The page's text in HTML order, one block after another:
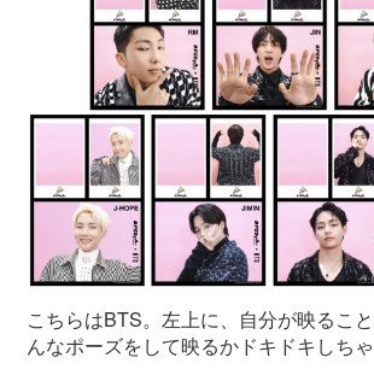
こちらはBTS。左上に、自分が映るこ
んなポーズをして映るかドキドキしちゃ